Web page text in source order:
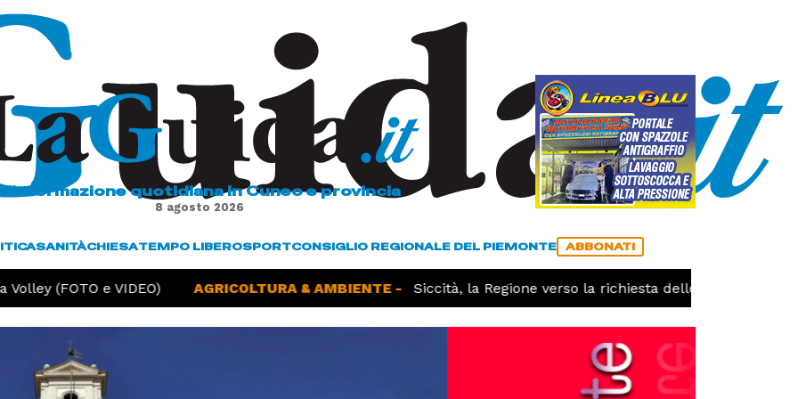
L'informazione quotidiana in Cuneo e provincia
8 agosto 2026
SANITÀCHIESATEMPO LIBEROSPORTCONSIGLIO REGIONALE DEL PIEMONTE ABBONATI
(FOTO e VIDEO) AGRICOLTURA & AMBIENTE - Siccità, la Regione verso la richiesta dello stato di